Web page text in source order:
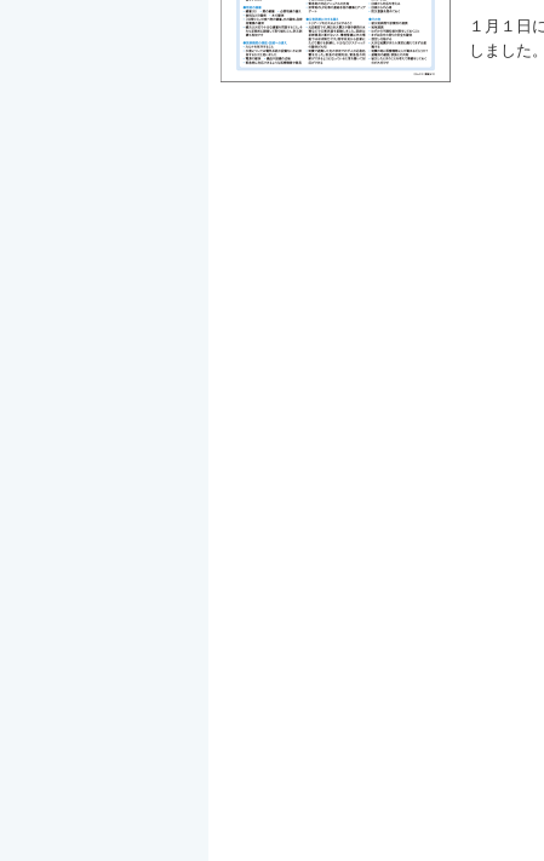
１月１日
しました